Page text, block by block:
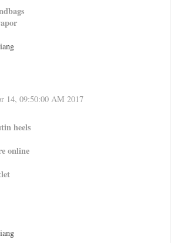
14, 09:50:00 AM 2017
heels
online